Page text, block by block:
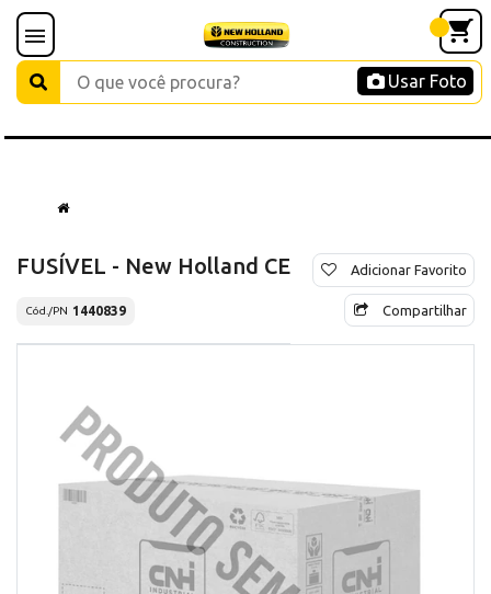
Usar Foto
FUSÍVEL - New Holland CE
Cód./PN 1440839
Adicionar Favorito
Compartilhar